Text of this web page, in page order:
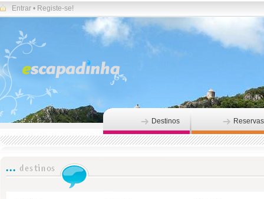
Entrar • Registe-se!
Destinos Reservas